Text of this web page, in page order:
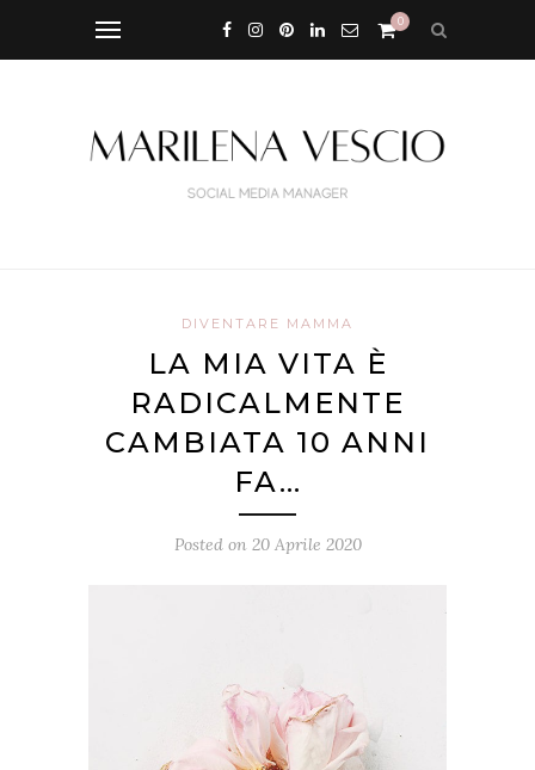
0
DIVENTARE MAMMA
LA MIA VITA È
RADICALMENTE
CAMBIATA 10 ANNI
FA…
Posted on 20 Aprile 2020